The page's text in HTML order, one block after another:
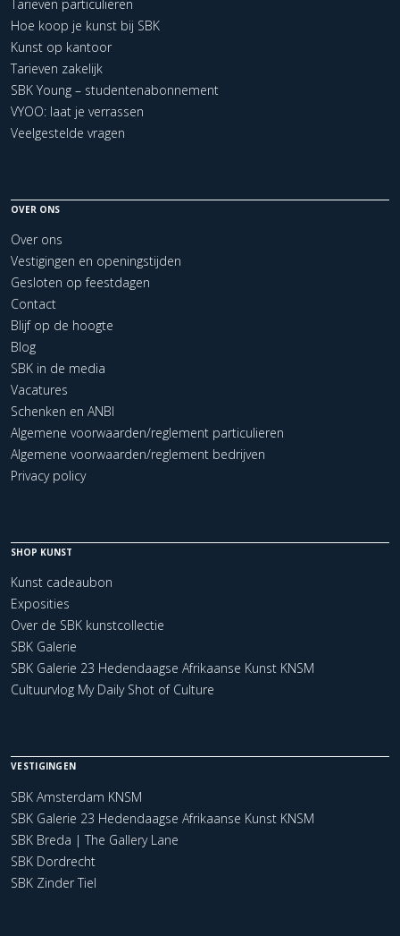
Tarieven particulieren
Hoe koop je kunst bij SBK
Kunst op kantoor
Tarieven zakelijk
SBK Young – studentenabonnement
VYOO: laat je verrassen
Veelgestelde vragen
OVER ONS
Over ons
Vestigingen en openingstijden
Gesloten op feestdagen
Contact
Blijf op de hoogte
Blog
SBK in de media
Vacatures
Schenken en ANBI
Algemene voorwaarden/reglement particulieren
Algemene voorwaarden/reglement bedrijven
Privacy policy
SHOP KUNST
Kunst cadeaubon
Exposities
Over de SBK kunstcollectie
SBK Galerie
SBK Galerie 23 Hedendaagse Afrikaanse Kunst KNSM
Cultuurvlog My Daily Shot of Culture
VESTIGINGEN
SBK Amsterdam KNSM
SBK Galerie 23 Hedendaagse Afrikaanse Kunst KNSM
SBK Breda | The Gallery Lane
SBK Dordrecht
SBK Zinder Tiel